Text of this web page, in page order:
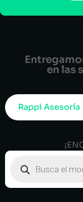
en las
Rappi Asesoría